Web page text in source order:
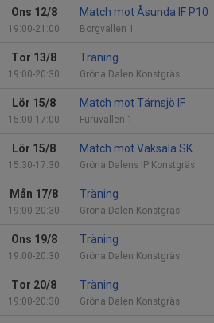
Ons 12/8
19:00-21:00
Match mot Åsunda IF P10
Borgvallen 1
Tor 13/8
19:00-20:30
Träning
Gröna Dalen Konstgräs
Lör 15/8
15:00-17:00
Match mot Tärnsjö IF
Furuvallen 1
Lör 15/8
15:30-17:30
Match mot Vaksala SK
Gröna Dalens IP Konstgräs
Mån 17/8
19:00-20:30
Träning
Gröna Dalen Konstgräs
Ons 19/8
19:00-20:30
Träning
Gröna Dalen Konstgräs
Tor 20/8
19:00-20:30
Träning
Gröna Dalen Konstgräs